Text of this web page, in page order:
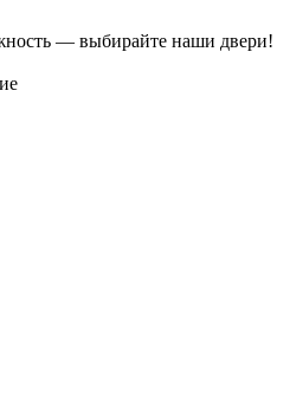
— выбирайте наши двери!